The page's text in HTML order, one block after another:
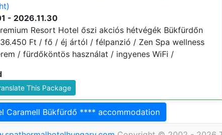
- 2026.11.30
Resort Hotel őszi akciós hétvégék Bükfürdőn
Ft / fő / éj ártól / félpanzió / Zen Spa wellness
/ fürdőköntös használat / ingyenes WiFi /
This Package
Caramell Bükfürdő **** accommodation